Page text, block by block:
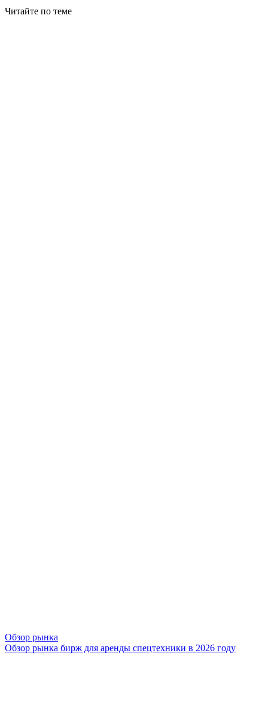
Читайте по теме
Обзор рынка
Обзор рынка бирж для аренды спецтехники в 2026 году